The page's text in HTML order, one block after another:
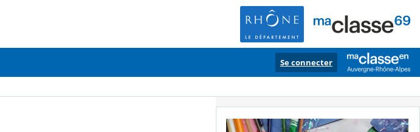
Se connecter